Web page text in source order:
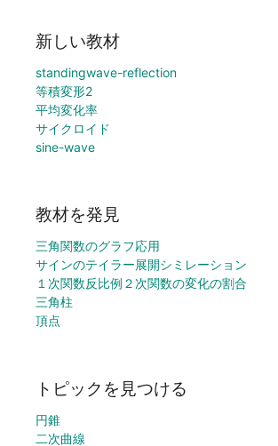
新しい教材
standingwave-reflection
等積変形2
平均変化率
サイクロイド
sine-wave
教材を発見
三角関数のグラフ応用
サインのテイラー展開シミレーション
１次関数反比例２次関数の変化の割合
三角柱
頂点
トピックを見つける
円錐
二次曲線